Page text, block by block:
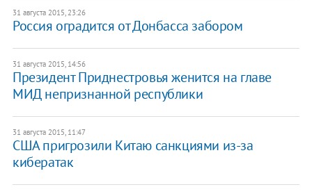
31 августа 2015, 23:26
Россия оградится от Донбасса забором
31 августа 2015, 14:56
Президент Приднестровья женится на главе
МИД непризнанной республики
31 августа 2015, 11:47
США пригрозили Китаю санкциями из-за
кибератак